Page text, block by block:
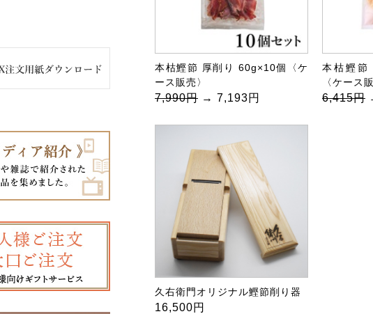
本枯鰹節 厚削り 60g×10個〈ケ
ース販売〉
7,990円 → 7,193円
本枯鰹節
〈ケース
6,415円
久右衛門オリジナル鰹節削り器
16,500円